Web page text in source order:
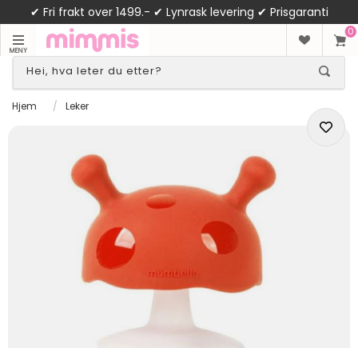
✔ Fri frakt over 1499.- ✔ Lynrask levering ✔ Prisgaranti
MENY
0
Hjem / Leker